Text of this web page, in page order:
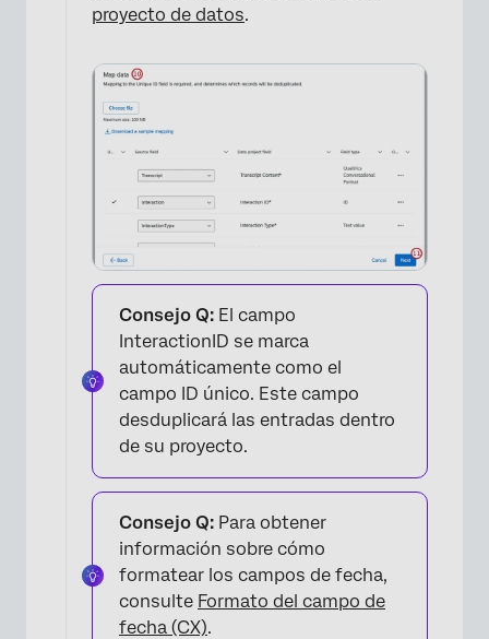
proyecto de datos.
Consejo Q: El campo
InteractionID se marca
automáticamente como el
campo ID único. Este campo
desduplicará las entradas dentro
de su proyecto.
Consejo Q: Para obtener
información sobre cómo
formatear los campos de fecha,
consulte Formato del campo de
fecha (CX).